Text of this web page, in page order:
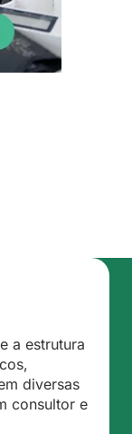
a estrutura
diversas
consultor e